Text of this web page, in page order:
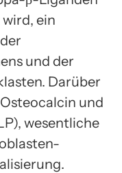
ein
und der
Darüber
und
wesentliche